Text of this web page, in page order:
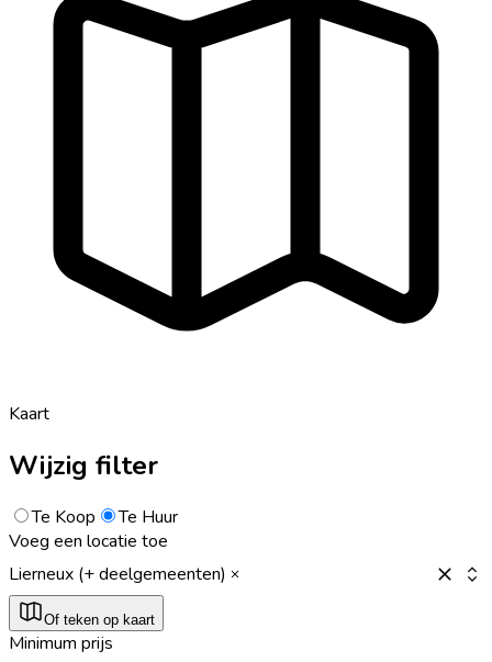
Kaart
Wijzig filter
Te Koop
Te Huur
Voeg een locatie toe
Lierneux (+ deelgemeenten)
Of teken op kaart
Minimum prijs